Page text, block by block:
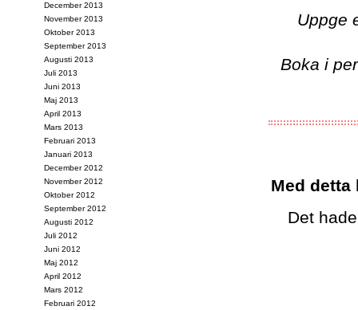
Uppge
Boka i
Med
Det
December 2013
November 2013
Oktober 2013
September 2013
Augusti 2013
Juli 2013
Juni 2013
Maj 2013
April 2013
Mars 2013
Februari 2013
Januari 2013
December 2012
November 2012
Oktober 2012
September 2012
Augusti 2012
Juli 2012
Juni 2012
Maj 2012
April 2012
Mars 2012
Februari 2012